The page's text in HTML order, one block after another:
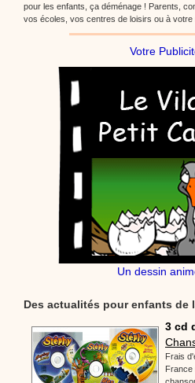
pour les enfants, ça déménage ! Parents,
vos écoles, vos centres de loisirs ou à votre
Votre
Un dessin
Des actualités pour enfants de
3 cd
Frais
France